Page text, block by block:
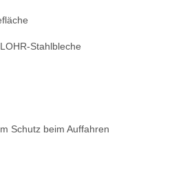
Stahlbleche
Schutz beim Auffahren